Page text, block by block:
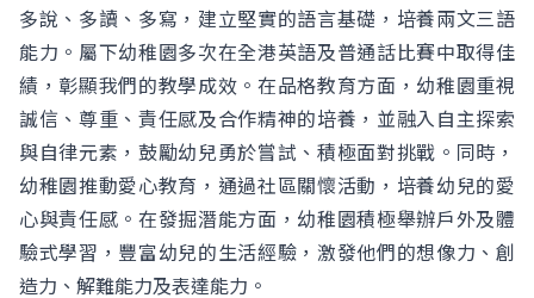
多說、多讀、多寫，建立堅實的語言基礎，培養兩文三語
能力。屬下幼稚園多次在全港英語及普通話比賽中取得佳
績，彰顯我們的教學成效。在品格教育方面，幼稚園重視
誠信、尊重、責任感及合作精神的培養，並融入自主探索
與自律元素，鼓勵幼兒勇於嘗試、積極面對挑戰。同時，
幼稚園推動愛心教育，通過社區關懷活動，培養幼兒的愛
心與責任感。在發掘潛能方面，幼稚園積極舉辦戶外及體
驗式學習，豐富幼兒的生活經驗，激發他們的想像力、創
造力、解難能力及表達能力。